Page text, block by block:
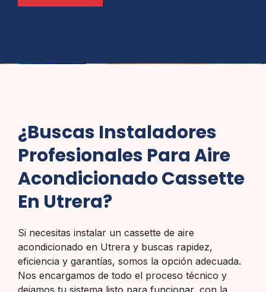
¿Buscas Instaladores
Profesionales Para Aire
Acondicionado Cassette
En Utrera?
Si necesitas instalar un cassette de aire
acondicionado en Utrera y buscas rapidez,
eficiencia y garantías, somos la opción adecuada.
Nos encargamos de todo el proceso técnico y